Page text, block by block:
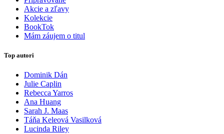
Akcie a zľavy
Kolekcie
BookTok
Mám záujem o titul
Top autori
Dominik Dán
Julie Caplin
Rebecca Yarros
Ana Huang
Sarah J. Maas
Táňa Keleová Vasilková
Lucinda Riley